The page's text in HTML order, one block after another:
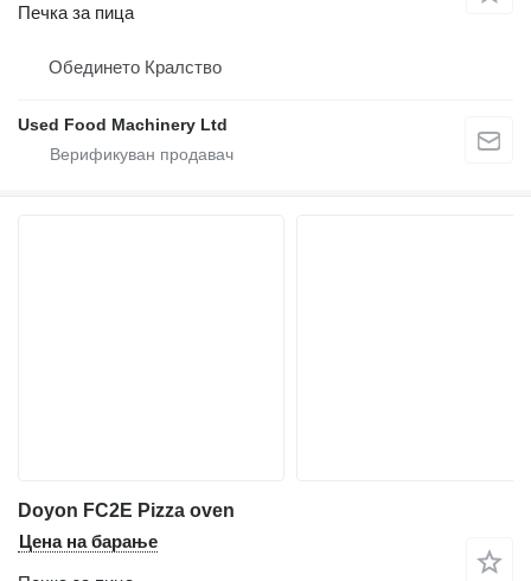
Печка за пица
Обединето Кралство
Used Food Machinery Ltd
Doyon FC2E Pizza oven
Цена на барање